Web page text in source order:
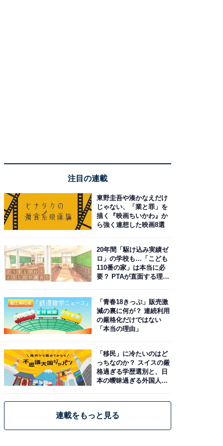
注目の連載
東野圭吾や湊かなえだけ
じゃない、「業と罪」を
描く『映画ちいかわ』か
ら強く連想した映画8選
20年間「駆け込み実績ゼ
ロ」の学校も…「こども
110番の家」は本当に必
要？ PTAが直面する理想
「青春18きっぷ」販売激
減の裏に何が？ 連続利用
の厳格化だけではない
「本当の理由」
「移民」に冷たいのはど
っちなのか？ スイスの厳
格過ぎる学歴選別と、日
本の曖昧過ぎる外国人政
連載をもっと見る